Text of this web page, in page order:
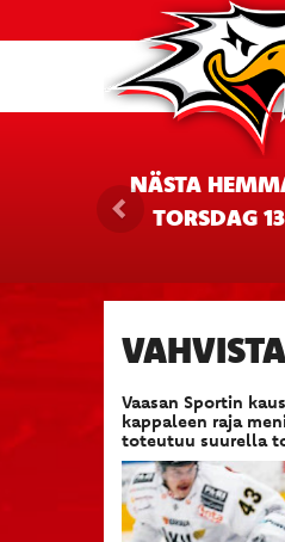
NÄSTA
TORSDAG
Vaasan Sportin
kappaleen raja
toteutuu suurella